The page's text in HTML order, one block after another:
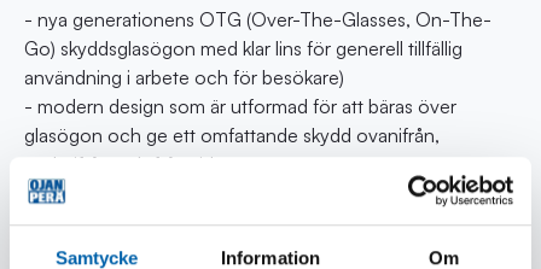
Samtycke Information Om
- nya generationens OTG (Over-The-Glasses, On-The-
Go) skyddsglasögon med klar lins för generell tillfällig
användning i arbete och för besökare)
- modern design som är utformad för att bäras över
glasögon och ge ett omfattande skydd ovanifrån,
underifrån och från sidorna
- reptålig och anti-fog behandlad lins
- skyddar mot Uv-strålar utan att påverka färgåtergivningen
och mot mekaniska risker med låg energi (6 mm, 0,86 g